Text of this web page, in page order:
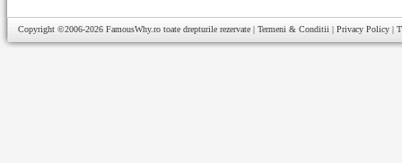
Copyright ©2006-2026 FamousWhy.ro toate drepturile rezervate | Termeni & Conditii | Privacy Policy |